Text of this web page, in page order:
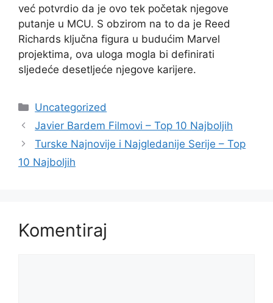
već potvrdio da je ovo tek početak njegove
putanje u MCU. S obzirom na to da je Reed
Richards ključna figura u budućim Marvel
projektima, ova uloga mogla bi definirati
sljedeće desetljeće njegove karijere.
Kategorije
Uncategorized
Javier Bardem Filmovi – Top 10 Najboljih
Turske Najnovije i Najgledanije Serije – Top
10 Najboljih
Komentiraj